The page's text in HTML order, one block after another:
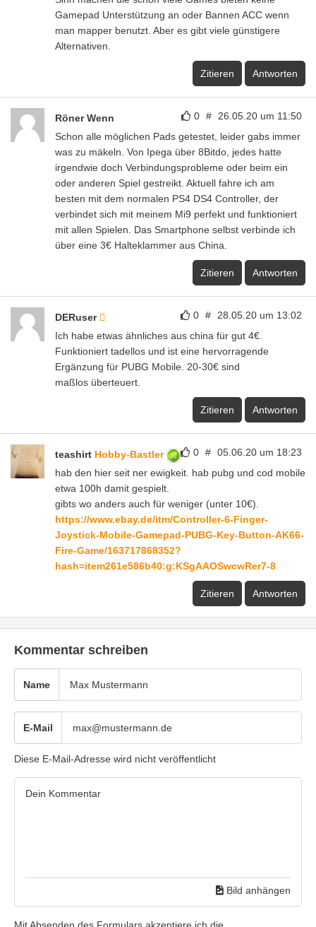
Gamepad Unterstützung an oder Bannen ACC wenn
man mapper benutzt. Aber es gibt viele günstigere
Alternativen.
Zitieren Antworten
0 # 26.05.20 um 11:50
Röner Wenn
Schon alle möglichen Pads getestet, leider gabs immer
was zu mäkeln. Von Ipega über 8Bitdo, jedes hatte
irgendwie doch Verbindungsprobleme oder beim ein
oder anderen Spiel gestreikt. Aktuell fahre ich am
besten mit dem normalen PS4 DS4 Controller, der
verbindet sich mit meinem Mi9 perfekt und funktioniert
mit allen Spielen. Das Smartphone selbst verbinde ich
über eine 3€ Halteklammer aus China.
Zitieren Antworten
0 # 28.05.20 um 13:02
DERuser
Ich habe etwas ähnliches aus china für gut 4€.
Funktioniert tadellos und ist eine hervorragende
Ergänzung für PUBG Mobile. 20-30€ sind
maßlos überteuert.
Zitieren Antworten
0 # 05.06.20 um 18:23
teashirt Hobby-Bastler
hab den hier seit ner ewigkeit. hab pubg und cod mobile
etwa 100h damit gespielt.
gibts wo anders auch für weniger (unter 10€).
https://www.ebay.de/itm/Controller-6-Finger-
Joystick-Mobile-Gamepad-PUBG-Key-Button-AK66-
Fire-Game/163717868352?
hash=item261e586b40:g:KSgAAOSwcwRer7-8
Zitieren Antworten
Kommentar schreiben
Name
E-Mail
Diese E-Mail-Adresse wird nicht veröffentlicht
Bild anhängen